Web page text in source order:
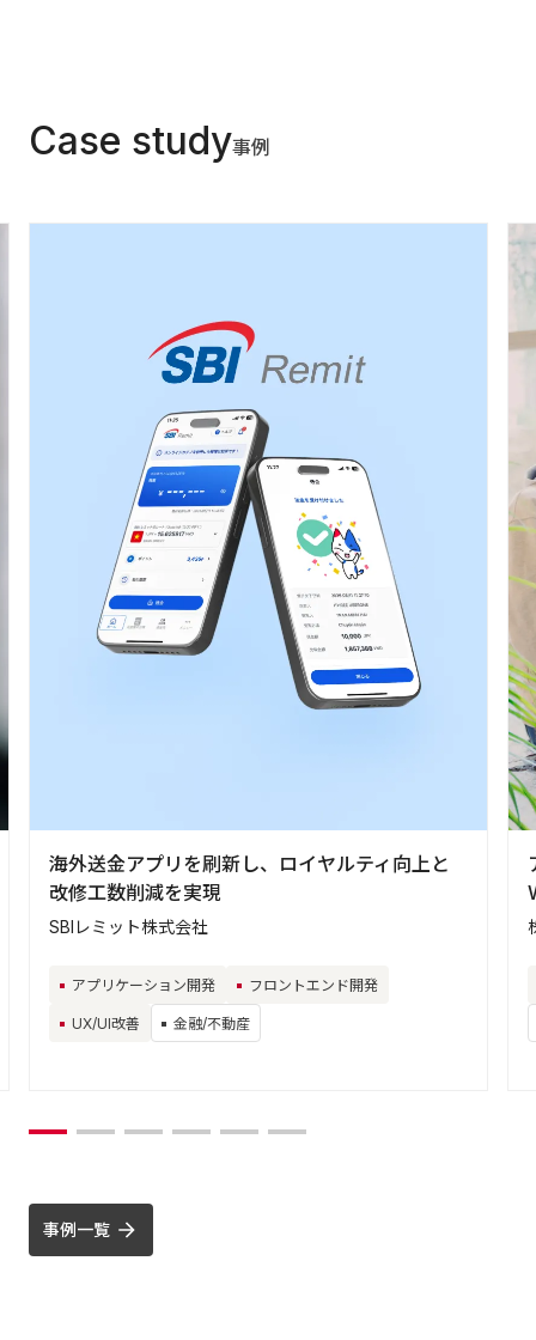
Case study事例
海外送金アプリを刷新し、ロイヤルティ向上と
改修工数削減を実現
SBIレミット株式会社
アプリケーション開発 フロントエンド開発
UX/UI改善 金融/不動産
事例一覧